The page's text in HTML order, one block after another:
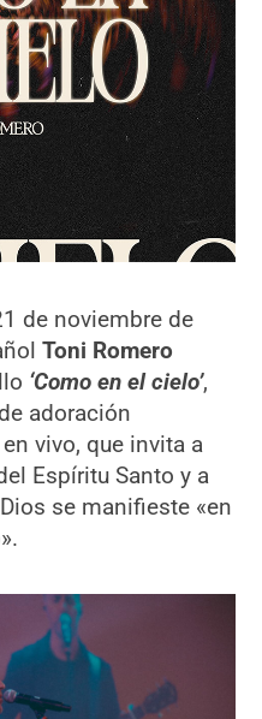
de noviembre de
Toni Romero
‘Como en el cielo’,
adoración
vivo, que invita a
Espíritu Santo y a
se manifieste «en